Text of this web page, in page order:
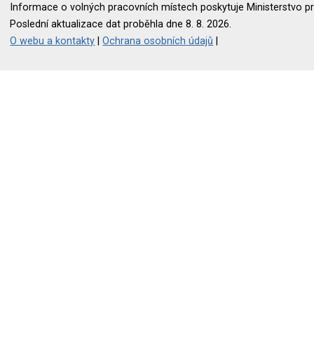
Informace o volných pracovních místech poskytuje Ministerstvo
Poslední aktualizace dat proběhla dne 8. 8. 2026.
O webu a kontakty |Ochrana osobních údajů